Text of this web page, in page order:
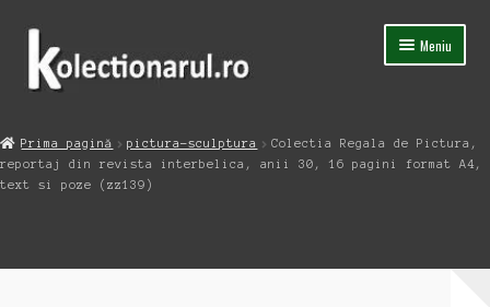
Sari
navigare
Sari
conținut
Meniu
Magazin
Extinde
Blog
Prima pagină pictura-sculptura
Colectia Regala de Pictura,
reportaj din revista interbelica, anii 30, 16 pagini format A4,
text si poze (zz139)